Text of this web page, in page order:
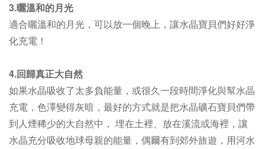
3.曬溫和的月光
適合曬溫和的月光，可以放一個晚上，讓水晶寶貝們好好淨
化充電！
4.回歸真正大自然
如果水晶吸收了太多負能量，或很久一段時間淨化與幫水晶
充電，色澤變得灰暗，最好的方式就是把水晶礦石寶貝們帶
到人煙稀少的大自然中， 埋在土裡、放在溪流或海裡，讓
水晶充分吸收地球母親的能量，偶爾有到郊外旅遊，用河水